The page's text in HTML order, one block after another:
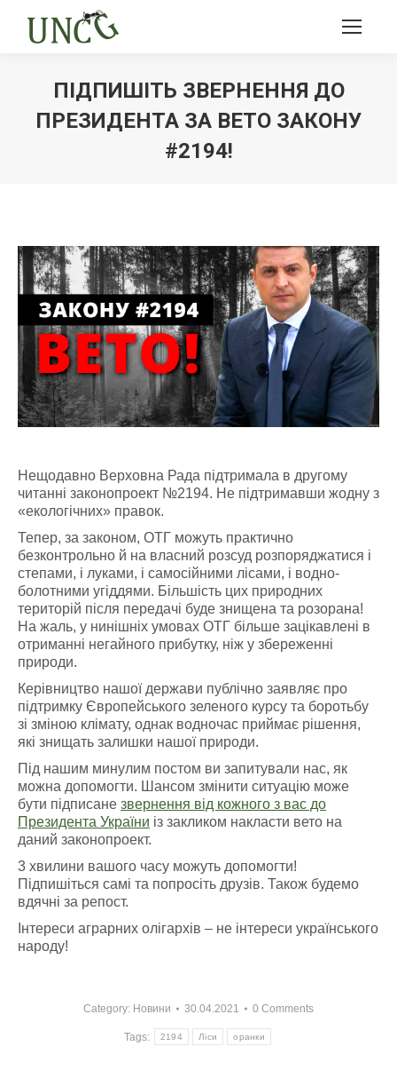
ПІДПИШІТЬ ЗВЕРНЕННЯ ДО
ПРЕЗИДЕНТА ЗА ВЕТО ЗАКОНУ
#2194!
Нещодавно Верховна Рада підтримала в другому
читанні законопроект №2194. Не підтримавши жодну з
«екологічних» правок.
Тепер, за законом, ОТГ можуть практично
безконтрольно й на власний розсуд розпоряджатися і
степами, і луками, і самосійними лісами, і водно-
болотними угіддями. Більшість цих природних
територій після передачі буде знищена та розорана!
На жаль, у нинішніх умовах ОТГ більше зацікавлені в
отриманні негайного прибутку, ніж у збереженні
природи.
Керівництво нашої держави публічно заявляє про
підтримку Європейського зеленого курсу та боротьбу
зі зміною клімату, однак водночас приймає рішення,
які знищать залишки нашої природи.
Під нашим минулим постом ви запитували нас, як
можна допомогти. Шансом змінити ситуацію може
бути підписане звернення від кожного з вас до
Президента України із закликом накласти вето на
даний законопроект.
3 хвилини вашого часу можуть допомогти!
Підпишіться самі та попросіть друзів. Також будемо
вдячні за репост.
Інтереси аграрних олігархів – не інтереси українського
народу!
Category: Новини 30.04.2021 0 Comments
Tags: 2194 Ліси оранки